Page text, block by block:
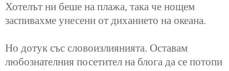
Хотелът ни беше на плажа, така че нощем
заспивахме унесени от диханието на океана.
Но дотук със словоизлиянията. Оставам
любознателния посетител на блога да се потопи